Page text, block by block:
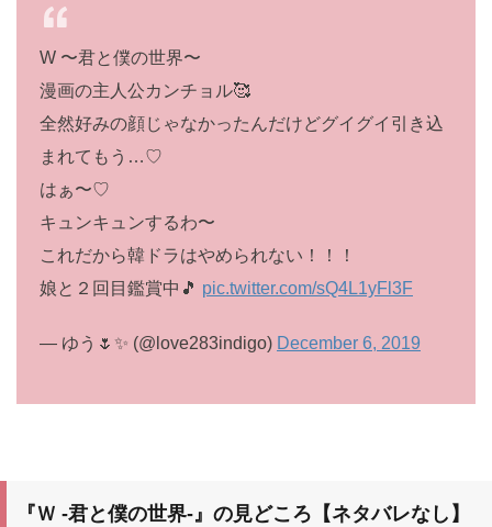
W 〜君と僕の世界〜
漫画の主人公カンチョル🥰
全然好みの顔じゃなかったんだけどグイグイ引き込
まれてもう…♡
はぁ〜♡
キュンキュンするわ〜
これだから韓ドラはやめられない！！！
娘と２回目鑑賞中🎵 pic.twitter.com/sQ4L1yFl3F
— ゆう🌷✨ (@love283indigo) December 6, 2019
『Ｗ -君と僕の世界-』の見どころ【ネタバレなし】